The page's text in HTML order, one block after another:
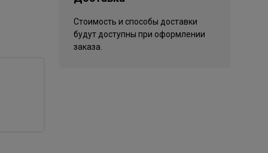
Стоимость и способы доставки
будут доступны при оформлении
заказа.